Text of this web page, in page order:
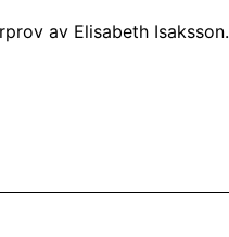
av Elisabeth Isaksson.